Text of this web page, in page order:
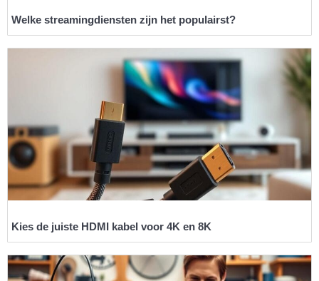
Welke streamingdiensten zijn het populairst?
Kies de juiste HDMI kabel voor 4K en 8K